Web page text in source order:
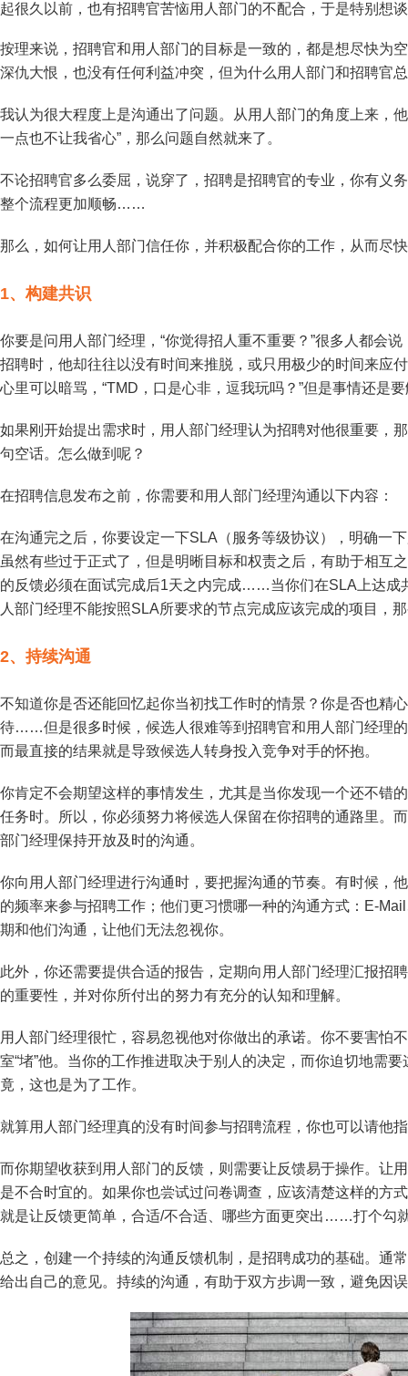
起很久以前，也有招聘官苦恼用人部门的不配合，于是特别想
按理来说，招聘官和用人部门的目标是一致的，都是想尽快为
深仇大恨，也没有任何利益冲突，但为什么用人部门和招聘官
我认为很大程度上是沟通出了问题。从用人部门的角度上来，
一点也不让我省心”，那么问题自然就来了。
不论招聘官多么委屈，说穿了，招聘是招聘官的专业，你有义
整个流程更加顺畅……
那么，如何让用人部门信任你，并积极配合你的工作，从而尽
1、构建共识
你要是问用人部门经理，“你觉得招人重不重要？”很多人都会
招聘时，他却往往以没有时间来推脱，或只用极少的时间来
心里可以暗骂，“TMD，口是心非，逗我玩吗？”但是事情还是
如果刚开始提出需求时，用人部门经理认为招聘对他很重要，
句空话。怎么做到呢？
在招聘信息发布之前，你需要和用人部门经理沟通以下内容：
在沟通完之后，你要设定一下SLA（服务等级协议），明确一
虽然有些过于正式了，但是明晰目标和权责之后，有助于相互
的反馈必须在面试完成后1天之内完成……当你们在SLA上达成
人部门经理不能按照SLA所要求的节点完成应该完成的项目，
2、 持续沟通
不知道你是否还能回忆起你当初找工作时的情景？你是否也精
待……但是很多时候，候选人很难等到招聘官和用人部门经理
而最直接的结果就是导致候选人转身投入竞争对手的怀抱。
你肯定不会期望这样的事情发生，尤其是当你发现一个还不错
任务时。所以，你必须努力将候选人保留在你招聘的通路里。
部门经理保持开放及时的沟通。
你向用人部门经理进行沟通时，要把握沟通的节奏。有时候，
的频率来参与招聘工作；他们更习惯哪一种的沟通方式：E-
期和他们沟通，让他们无法忽视你。
此外，你还需要提供合适的报告，定期向用人部门经理汇报招
的重要性，并对你所付出的努力有充分的认知和理解。
用人部门经理很忙，容易忽视他对你做出的承诺。你不要害怕
室“堵”他。当你的工作推进取决于别人的决定，而你迫切地
竟，这也是为了工作。
就算用人部门经理真的没有时间参与招聘流程，你也可以请他
而你期望收获到用人部门的反馈，则需要让反馈易于操作。让
是不合时宜的。如果你也尝试过问卷调查，应该清楚这样的方
就是让反馈更简单，合适/不合适、哪些方面更突出……打个勾
总之，创建一个持续的沟通反馈机制，是招聘成功的基础。通
给出自己的意见。持续的沟通，有助于双方步调一致，避免因